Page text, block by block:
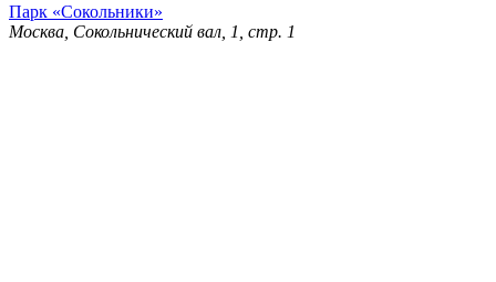
Парк «Сокольники»
Москва, Сокольнический вал, 1, стр. 1